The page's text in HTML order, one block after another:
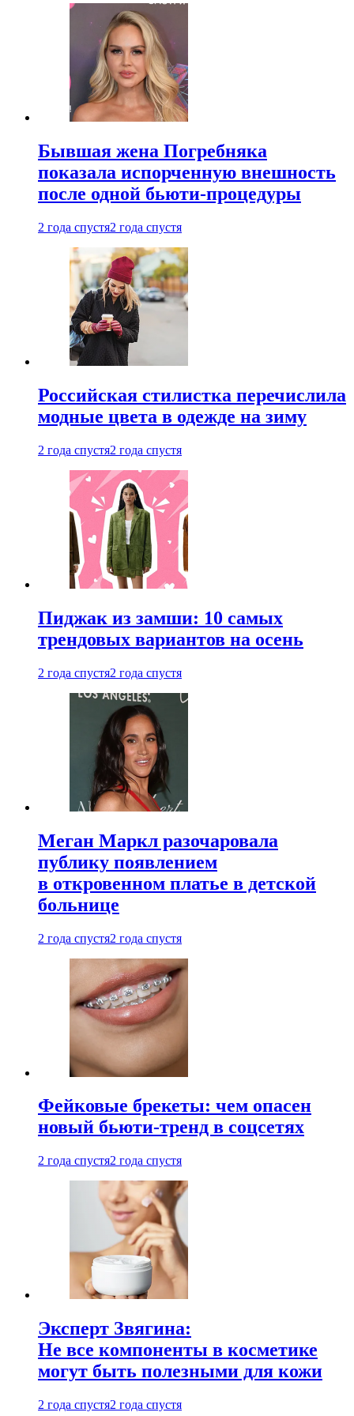
Бывшая жена Погребняка
показала испорченную внешность
после одной бьюти-процедуры
2 года спустя2 года спустя
Российская стилистка перечислила
модные цвета в одежде на зиму
2 года спустя2 года спустя
Пиджак из замши: 10 самых
трендовых вариантов на осень
2 года спустя2 года спустя
Меган Маркл разочаровала
публику появлением
в откровенном платье в детской
больнице
2 года спустя2 года спустя
Фейковые брекеты: чем опасен
новый бьюти-тренд в соцсетях
2 года спустя2 года спустя
Эксперт Звягина:
Не все компоненты в косметике
могут быть полезными для кожи
2 года спустя2 года спустя